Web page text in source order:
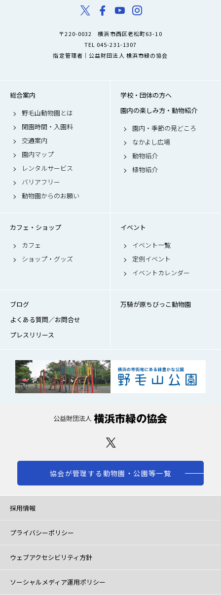
〒220-0032 横浜市西区老松町63-10
TEL 045-231-1307
指定管理者｜公益財団法人 横浜市緑の協会
総合案内
野毛山動物園とは
開園時間・入園料
交通案内
園内マップ
レンタルサービス
バリアフリー
動物園からのお願い
学校・団体の方へ
園内の楽しみ方・動物紹介
園内・季節の見どころ
なかよし広場
動物紹介
植物紹介
カフェ・ショップ
カフェ
ショップ・グッズ
イベント
イベント一覧
定例イベント
イベントカレンダー
ブログ
よくある質問／お問合せ
プレスリリース
万騎が原ちびっこ動物園
協会が管理する動物園・公園等一覧
採用情報
プライバシーポリシー
ウェブアクセシビリティ方針
ソーシャルメディア運用ポリシー